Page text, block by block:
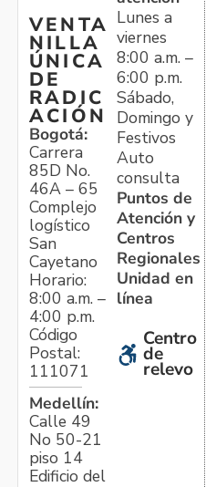
VENTA
NILLA
ÚNICA
DE
RADIC
ACIÓN
Bogotá:
Carrera
85D No.
46A – 65
Complejo
logístico
San
Cayetano
Horario:
8:00 a.m. –
4:00 p.m.
Código
Postal:
111071
Medellín:
Calle 49
No 50-21
piso 14
Edificio del
Lunes a
viernes
8:00 a.m. –
6:00 p.m.
Sábado,
Domingo y
Festivos
Auto
consulta
Puntos de
Atención y
Centros
Regionales
Unidad en
línea
Centro
de
relevo